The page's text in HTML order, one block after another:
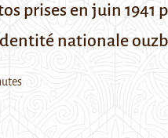
prises en juin
nationale